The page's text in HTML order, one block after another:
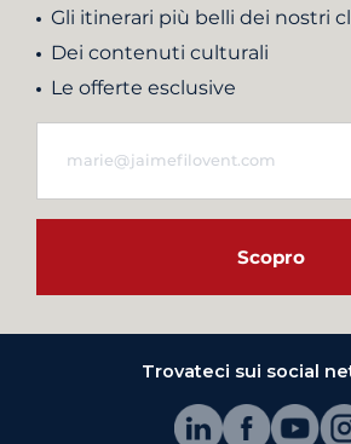
Gli itinerari più belli dei nostri
Dei contenuti culturali
Le offerte esclusive
Scopro
Trovateci sui social